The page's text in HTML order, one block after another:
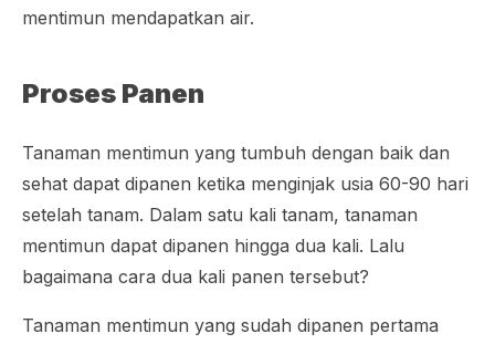
mentimun mendapatkan air.
Proses Panen
Tanaman mentimun yang tumbuh dengan baik dan
sehat dapat dipanen ketika menginjak usia 60-90 hari
setelah tanam. Dalam satu kali tanam, tanaman
mentimun dapat dipanen hingga dua kali. Lalu
bagaimana cara dua kali panen tersebut?
Tanaman mentimun yang sudah dipanen pertama